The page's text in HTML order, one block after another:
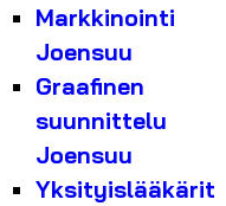
Markkinointi
Joensuu
Graafinen
suunnittelu
Joensuu
Yksityislääkärit